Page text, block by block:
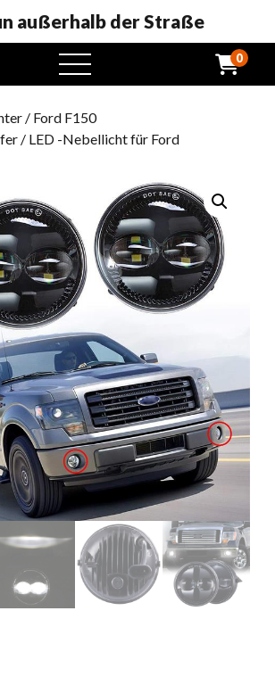
außerhalb der Straße
Öffnen
Sie
Menü
0
/ Ford F150
/ LED -Nebellicht für Ford